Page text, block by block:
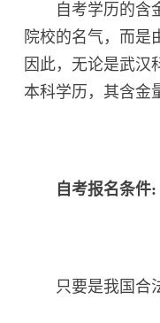
自考学历的含金
院校的名气，而是
因此，无论是武汉
本科学历，其含金
自考报名条件:
只要是我国合法